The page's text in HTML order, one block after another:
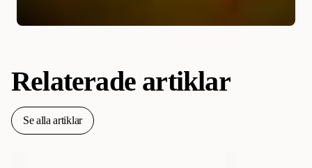
Relaterade artiklar
Se alla artiklar